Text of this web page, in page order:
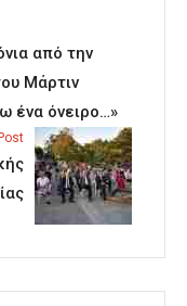
από την
Μάρτιν
ένα όνειρο…»